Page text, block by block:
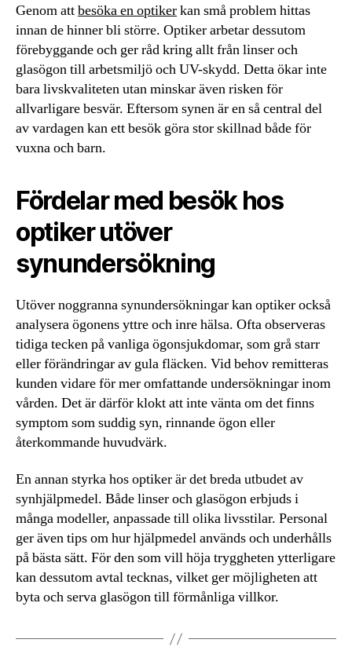
Genom attbesöka en optikerkan små problem hittas
innan de hinner bli större. Optiker arbetar dessutom
förebyggande och ger råd kring allt från linser och
glasögon till arbetsmiljö och UV-skydd. Detta ökar inte
bara livskvaliteten utan minskar även risken för
allvarligare besvär. Eftersom synen är en så central del
av vardagen kan ett besök göra stor skillnad både för
vuxna och barn.
Fördelar med besök hos
optiker utöver
synundersökning
Utöver noggranna synundersökningar kan optiker också
analysera ögonens yttre och inre hälsa. Ofta observeras
tidiga tecken på vanliga ögonsjukdomar, som grå starr
eller förändringar av gula fläcken. Vid behov remitteras
kunden vidare för mer omfattande undersökningar inom
vården. Det är därför klokt att inte vänta om det finns
symptom som suddig syn, rinnande ögon eller
återkommande huvudvärk.
En annan styrka hos optiker är det breda utbudet av
synhjälpmedel. Både linser och glasögon erbjuds i
många modeller, anpassade till olika livsstilar. Personal
ger även tips om hur hjälpmedel används och underhålls
på bästa sätt. För den som vill höja tryggheten ytterligare
kan dessutom avtal tecknas, vilket ger möjligheten att
byta och serva glasögon till förmånliga villkor.